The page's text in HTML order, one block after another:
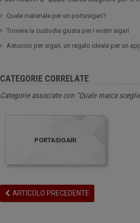
Quale materiale per un portasigari?
Trovare la custodia giusta per i vostri sigari
Astuccio per sigari, un regalo ideale per un
CATEGORIE CORRELATE
Categorie associate con "Quale marca
PORTASIGARI
ARTICOLO PRECEDENTE